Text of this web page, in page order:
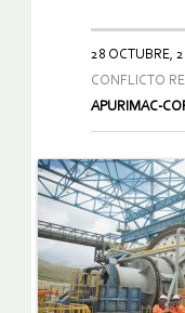
28 OCTUBRE,
CONFLICTO
APURIMAC-